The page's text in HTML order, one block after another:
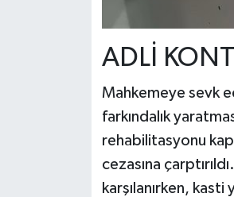
ADLİ
Mahkemeye sevk
farkındalık
rehabilitasyonu
cezasına
karşılanırken,